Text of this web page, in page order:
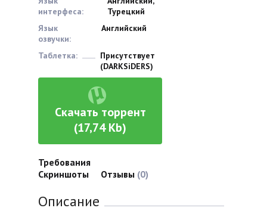
интерфеса:
Турецкий
Язык
озвучки:
Английский
Таблетка:
Присутствует
(DARKSiDERS)
Скачать торрент
(17,74 Kb)
Требования
Скриншоты
Отзывы (0)
Описание